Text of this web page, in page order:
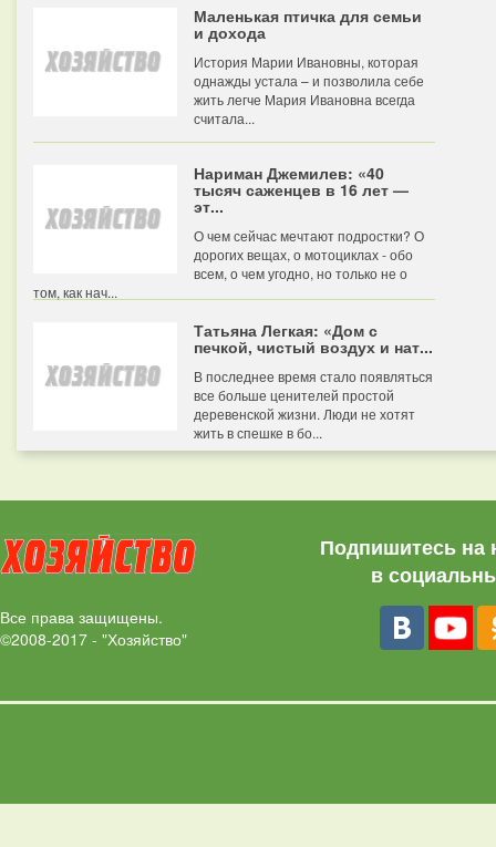
Маленькая птичка для семьи
и дохода
История Марии Ивановны, которая
однажды устала – и позволила себе
жить легче Мария Ивановна всегда
считала...
Нариман Джемилев: «40
тысяч саженцев в 16 лет —
эт...
О чем сейчас мечтают подростки? О
дорогих вещах, о мотоциклах - обо
всем, о чем угодно, но только не о
том, как нач...
Татьяна Легкая: «Дом с
печкой, чистый воздух и нат...
В последнее время стало появляться
все больше ценителей простой
деревенской жизни. Люди не хотят
жить в спешке в бо...
Все права защищены.
©2008-2017 - "Хозяйство"
Подпишитесь на
в